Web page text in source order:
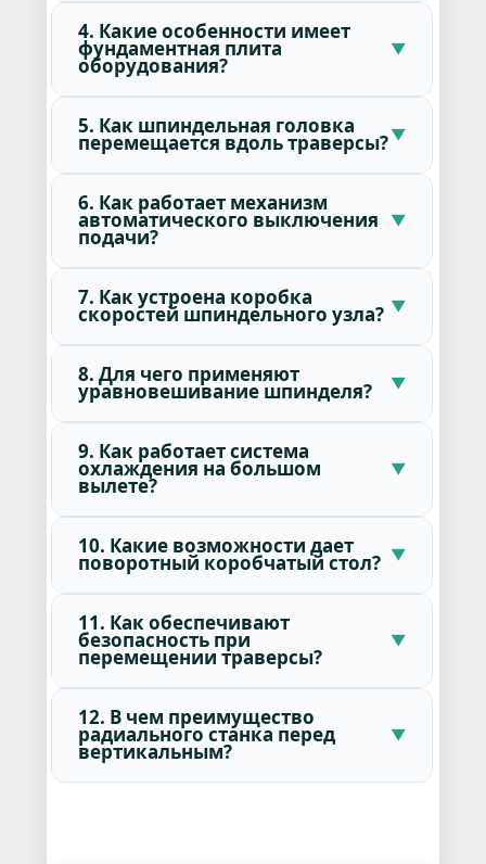
4. Какие особенности имеет
фундаментная плита
оборудования?
5. Как шпиндельная головка
перемещается вдоль траверсы?
6. Как работает механизм
автоматического выключения
подачи?
7. Как устроена коробка
скоростей шпиндельного узла?
8. Для чего применяют
уравновешивание шпинделя?
9. Как работает система
охлаждения на большом
вылете?
10. Какие возможности дает
поворотный коробчатый стол?
11. Как обеспечивают
безопасность при
перемещении траверсы?
12. В чем преимущество
радиального станка перед
вертикальным?